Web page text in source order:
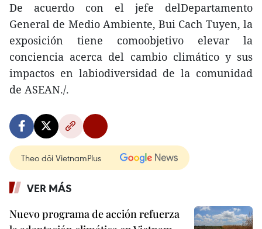
De acuerdo con el jefe delDepartamento
General de Medio Ambiente, Bui Cach Tuyen, la
exposición tiene comoobjetivo elevar la
conciencia acerca del cambio climático y sus
impactos en labiodiversidad de la comunidad
de ASEAN./.
Theo dõi VietnamPlus
VER MÁS
Nuevo programa de acción refuerza